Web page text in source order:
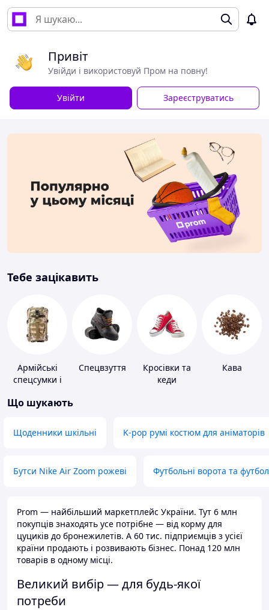
Привіт
Увійди і використовуй Пром на повну!
Увійти Зареєструватись
Тебе зацікавить
Армійські
спецсумки і
Спецвзуття
Кросівки та
кеди
Кава
Що шукають
Щоденники шкільні K-pop румі костюм для аніматорів
Бутси Nike Air Zoom рожеві Футбольні ворота та
Prom — найбільший маркетплейс України. Тут 6 млн
покупців знаходять усе потрібне — від корму для
цуциків до бронежилетів. А 60 тис. підприємців з усієї
країни продають і розвивають бізнес. Понад 120 млн
товарів в одному місці.
Великий вибір — для будь-якої
потреби